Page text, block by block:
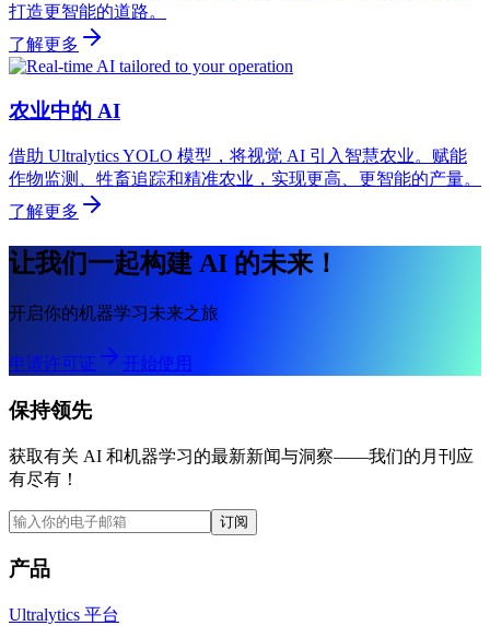
打造更智能的道路。
了解更多
农业中的 AI
借助 Ultralytics YOLO 模型，将视觉 AI 引入智慧农业。赋能
作物监测、牲畜追踪和精准农业，实现更高、更智能的产量。
了解更多
让我们一起构建 AI 的未来！
开启你的机器学习未来之旅
申请许可证 开始使用
保持领先
获取有关 AI 和机器学习的最新新闻与洞察——我们的月刊应
有尽有！
订阅
产品
Ultralytics 平台